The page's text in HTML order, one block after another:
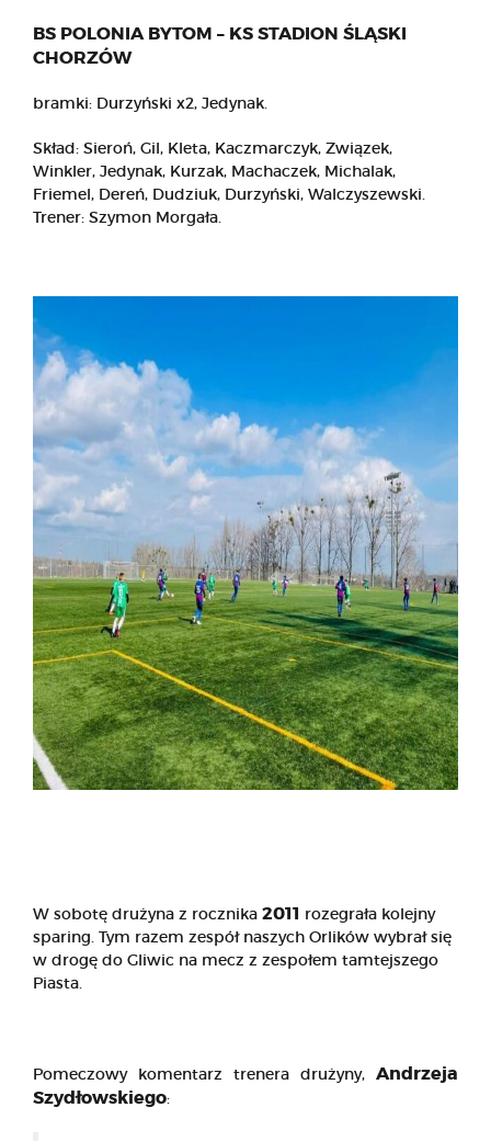
BS POLONIA BYTOM – KS STADION ŚLĄSKI
CHORZÓW
bramki: Durzyński x2, Jedynak.
Skład: Sieroń, Gil, Kleta, Kaczmarczyk, Związek,
Winkler, Jedynak, Kurzak, Machaczek, Michalak,
Friemel, Dereń, Dudziuk, Durzyński, Walczyszewski.
Trener: Szymon Morgała.
W sobotę drużyna z rocznika 2011 rozegrała kolejny
sparing. Tym razem zespół naszych Orlików wybrał się
w drogę do Gliwic na mecz z zespołem tamtejszego
Piasta.
Pomeczowy komentarz trenera drużyny, Andrzeja
Szydłowskiego: